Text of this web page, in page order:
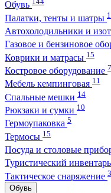
Обувь
Палатки, тенты и шатры
Автохолодильники и
Газовое и бензиновое
Коврики и матрасы 15
Костровое оборудование 7
Мебель кемпинговая 11
Спальные мешки 14
Рюкзаки и сумки 10
Гермоупаковка 5
Термосы 15
Посуда и столовые
Туристический инвентарь
Тактическое снаряжение 3
Обувь